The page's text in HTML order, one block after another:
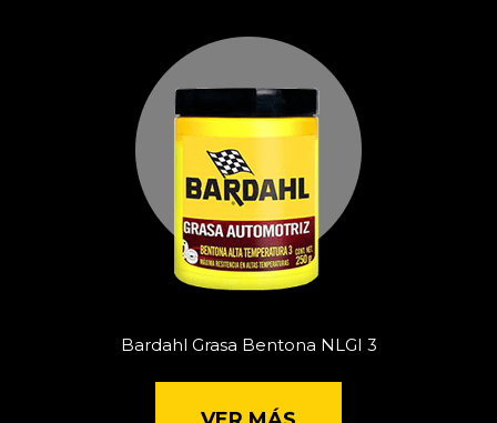
Bardahl Grasa Bentona NLGI 3